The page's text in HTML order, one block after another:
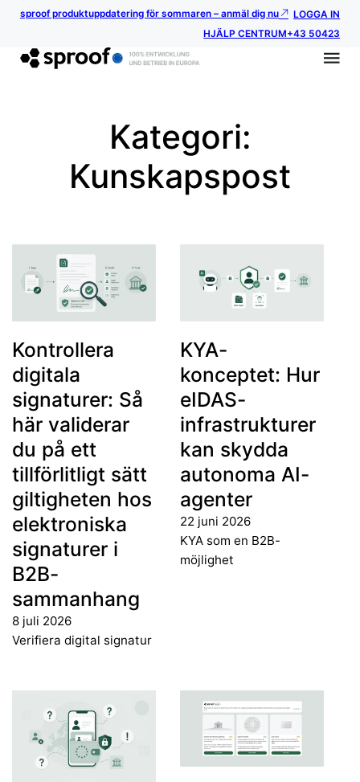
sproof produktuppdatering för sommaren – anmäl dig nu
LOGGA IN
HJÄLP CENTRUM+43 50423
Kategori:
Kunskapspost
Kontrollera
digitala
signaturer: Så
här validerar
du på ett
tillförlitligt sätt
giltigheten hos
elektroniska
signaturer i
B2B-
sammanhang
8 juli 2026
Verifiera digital signatur
KYA-
konceptet: Hur
eIDAS-
infrastrukturer
kan skydda
autonoma AI-
agenter
22 juni 2026
KYA som en B2B-
möjlighet